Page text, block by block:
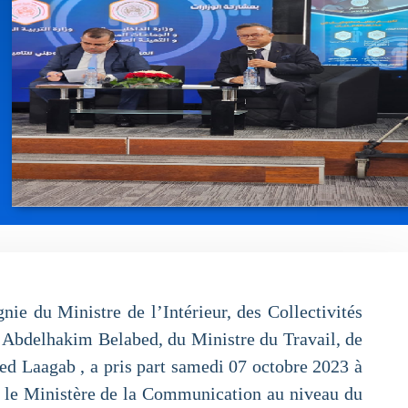
du Ministre de l’Intérieur, des Collectivités
Belabed, du Ministre du Travail, de
Laagab , a pris part samedi 07 octobre 2023 à
Ministère de la Communication au niveau du